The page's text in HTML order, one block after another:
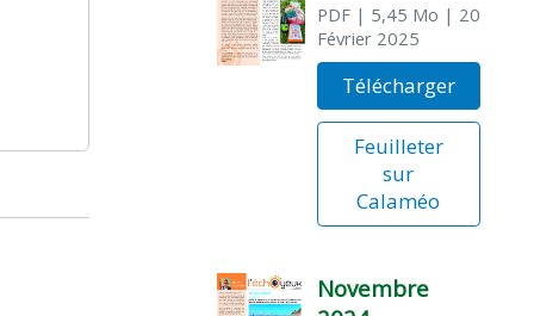
PDF| 5,45 Mo | 20
Février 2025
Télécharger
Feuilleter
sur
Calaméo
Novembre